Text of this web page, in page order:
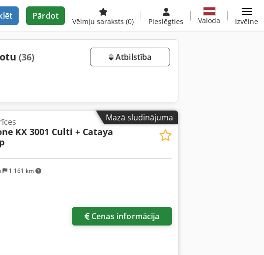
Pārdot
Vēlmju saraksts (0) Pieslēgties Valoda Izvēlne
(36) Atbilstība
Mazā sludinājuma
1 161 km
KX 3001 Culti + Cataya
Cenas informācija